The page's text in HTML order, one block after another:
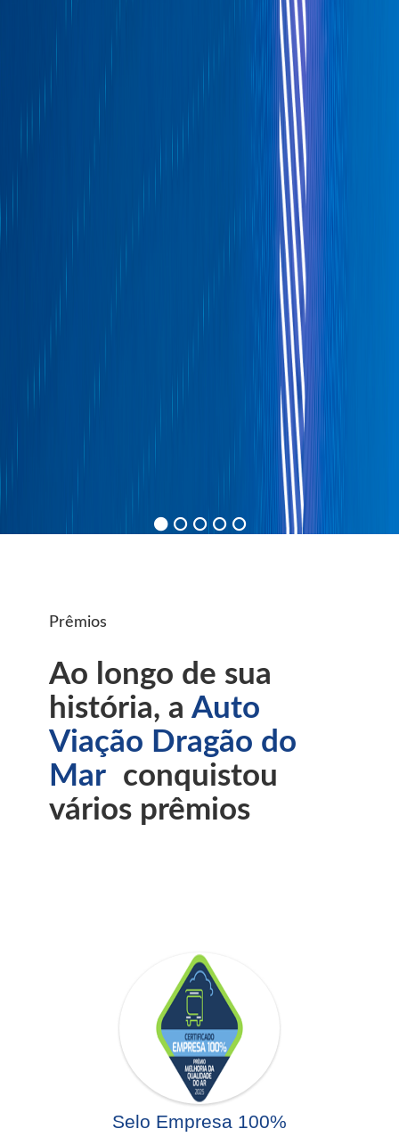
Prêmios
Ao longo de sua
história, a Auto
Viação Dragão do
Mar conquistou
vários prêmios
Selo Empresa 100%